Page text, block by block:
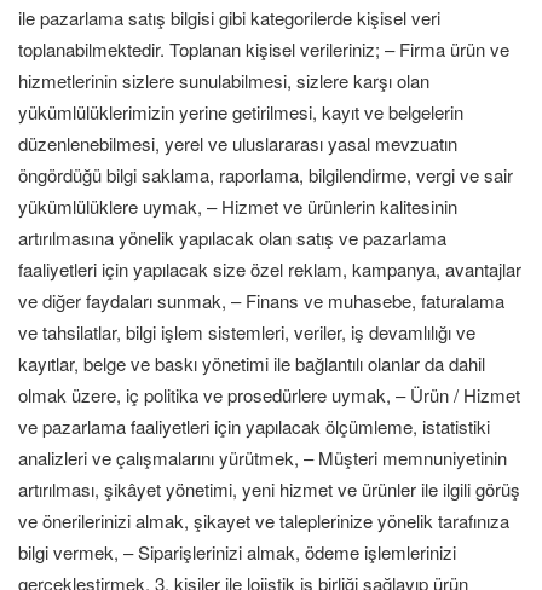
ile pazarlama satış bilgisi gibi kategorilerde kişisel veri
toplanabilmektedir. Toplanan kişisel verileriniz; – Firma ürün ve
hizmetlerinin sizlere sunulabilmesi, sizlere karşı olan
yükümlülüklerimizin yerine getirilmesi, kayıt ve belgelerin
düzenlenebilmesi, yerel ve uluslararası yasal mevzuatın
öngördüğü bilgi saklama, raporlama, bilgilendirme, vergi ve sair
yükümlülüklere uymak, – Hizmet ve ürünlerin kalitesinin
artırılmasına yönelik yapılacak olan satış ve pazarlama
faaliyetleri için yapılacak size özel reklam, kampanya, avantajlar
ve diğer faydaları sunmak, – Finans ve muhasebe, faturalama
ve tahsilatlar, bilgi işlem sistemleri, veriler, iş devamlılığı ve
kayıtlar, belge ve baskı yönetimi ile bağlantılı olanlar da dahil
olmak üzere, iç politika ve prosedürlere uymak, – Ürün / Hizmet
ve pazarlama faaliyetleri için yapılacak ölçümleme, istatistiki
analizleri ve çalışmalarını yürütmek, – Müşteri memnuniyetinin
artırılması, şikâyet yönetimi, yeni hizmet ve ürünler ile ilgili görüş
ve önerilerinizi almak, şikayet ve taleplerinize yönelik tarafınıza
bilgi vermek, – Siparişlerinizi almak, ödeme işlemlerinizi
gerçekleştirmek, 3. kişiler ile lojistik iş birliği sağlayıp ürün